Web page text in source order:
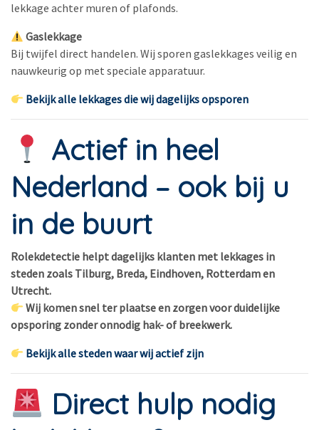
lekkage achter muren of plafonds.
Gaslekkage
Bij twijfel direct handelen. Wij sporen gaslekkages veilig en
nauwkeurig op met speciale apparatuur.
Bekijk alle lekkages die wij dagelijks opsporen
Actief in heel
Nederland – ook bij u
in de buurt
Rolekdetectie helpt dagelijks klanten met lekkages in
steden zoals Tilburg, Breda, Eindhoven, Rotterdam en
Utrecht.
Wij komen snel ter plaatse en zorgen voor duidelijke
opsporing zonder onnodig hak- of breekwerk.
Bekijk alle steden waar wij actief zijn
Direct hulp nodig